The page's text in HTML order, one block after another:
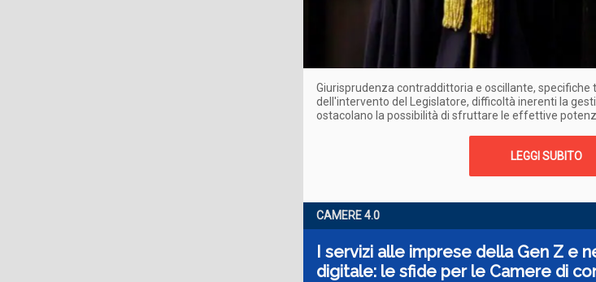
Giurisprudenza contraddittoria e oscillante, specifiche
dell'intervento del Legislatore, difficoltà inerenti la
ostacolano la possibilità di sfruttare le effettive
LEGGI SUBITO
CAMERE 4­.0
I servizi alle imprese della Gen Z e
digitale: le sfide per le Camere di